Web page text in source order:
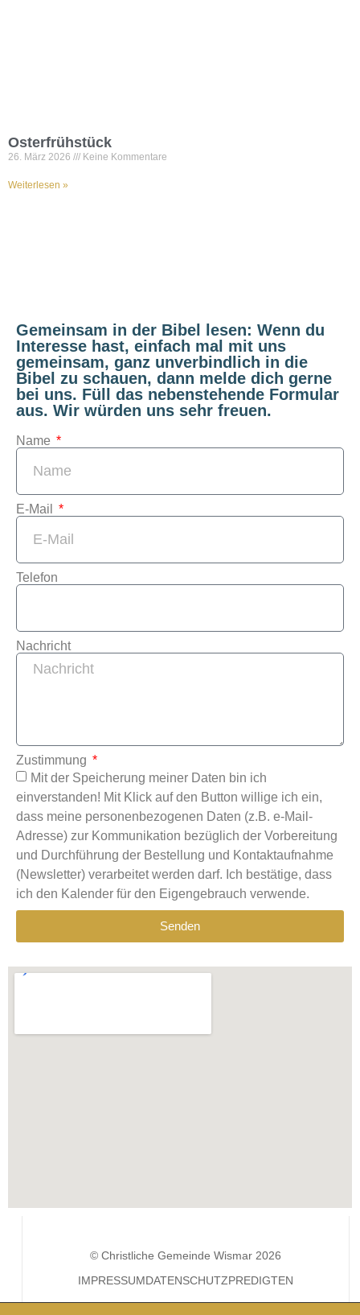
Osterfrühstück
26. März 2026 Keine Kommentare
Weiterlesen »
Gemeinsam in der Bibel lesen: Wenn du
Interesse hast, einfach mal mit uns
gemeinsam, ganz unverbindlich in die
Bibel zu schauen, dann melde dich gerne
bei uns. Füll das nebenstehende Formular
aus. Wir würden uns sehr freuen.
Name
E-Mail
Telefon
Nachricht
Zustimmung
Mit der Speicherung meiner Daten bin ich
einverstanden! Mit Klick auf den Button willige ich ein,
dass meine personenbezogenen Daten (z.B. e-Mail-
Adresse) zur Kommunikation bezüglich der Vorbereitung
und Durchführung der Bestellung und Kontaktaufnahme
(Newsletter) verarbeitet werden darf. Ich bestätige, dass
ich den Kalender für den Eigengebrauch verwende.
Senden
© Christliche Gemeinde Wismar 2026
IMPRESSUMDATENSCHUTZPREDIGTEN